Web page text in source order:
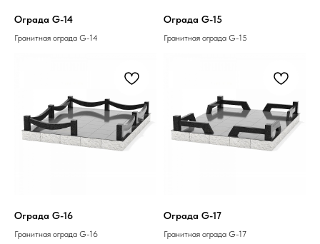
Ограда G-14
Гранитная ограда G-14
Ограда G-15
Гранитная ограда G-15
Ограда G-16
Гранитная ограда G-16
Ограда G-17
Гранитная ограда G-17